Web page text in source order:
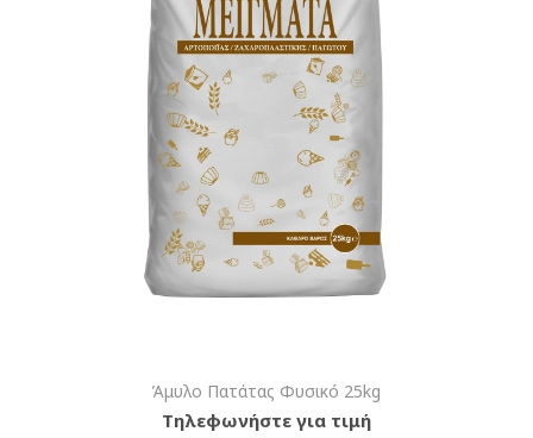
Άμυλο Πατάτας Φυσικό 25kg
Τηλεφωνήστε για τιμή